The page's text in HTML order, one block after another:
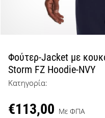
μπάσκετ
μπάσκετ
όπως
εμείς;
Έλα
μας
Φούτερ-Jacket με
Storm FZ Hoodie-NVY
Κατηγορία:
€113,00 Με ΦΠΑ